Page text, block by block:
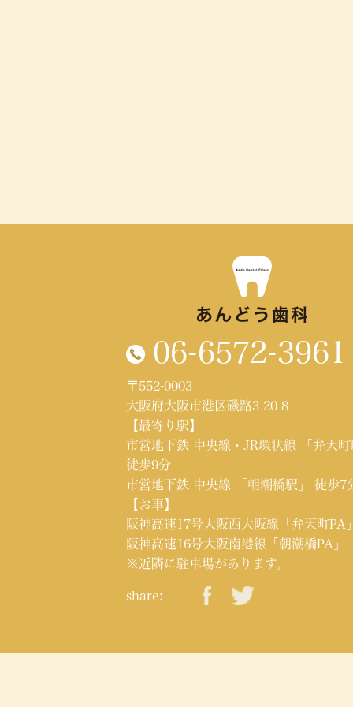
06-6572-3961
〒552-0003
大阪府大阪市港区磯路3-20-8
【最寄り駅】
市営地下鉄 中央線・JR環状線 「弁天
徒歩9分
市営地下鉄 中央線 「朝潮橋駅」 徒歩7
【お車】
阪神高速17号大阪西大阪線「弁天町PA
阪神高速16号大阪南港線「朝潮橋PA」
※近隣に駐車場があります。
share: